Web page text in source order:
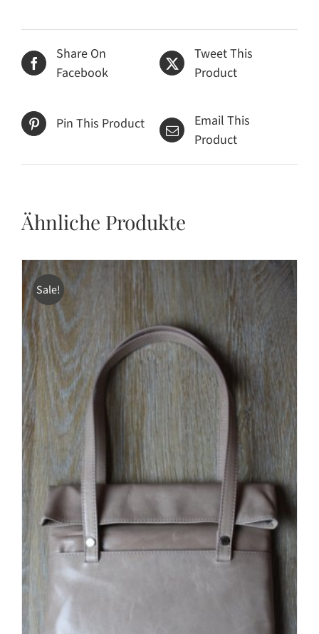
Share On
Facebook
Tweet This
Product
Pin This Product
Email This
Product
Ähnliche Produkte
Sale!